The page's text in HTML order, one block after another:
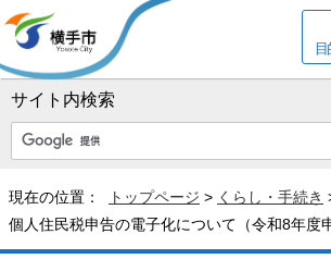
サイト内検索
目
現在の位置： トップページ > くらし・手続き
個人住民税申告の電子化について（令和8年度